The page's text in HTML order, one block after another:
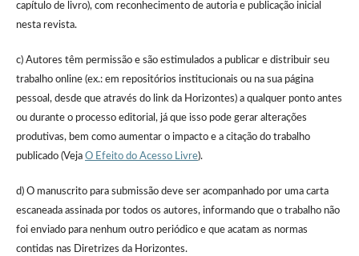
capítulo de livro), com reconhecimento de autoria e publicação inicial
nesta revista.
c) Autores têm permissão e são estimulados a publicar e distribuir seu
trabalho online (ex.: em repositórios institucionais ou na sua página
pessoal, desde que através do link da Horizontes) a qualquer ponto antes
ou durante o processo editorial, já que isso pode gerar alterações
produtivas, bem como aumentar o impacto e a citação do trabalho
publicado (Veja O Efeito do Acesso Livre).
d) O manuscrito para submissão deve ser acompanhado por uma carta
escaneada assinada por todos os autores, informando que o trabalho não
foi enviado para nenhum outro periódico e que acatam as normas
contidas nas Diretrizes da Horizontes.